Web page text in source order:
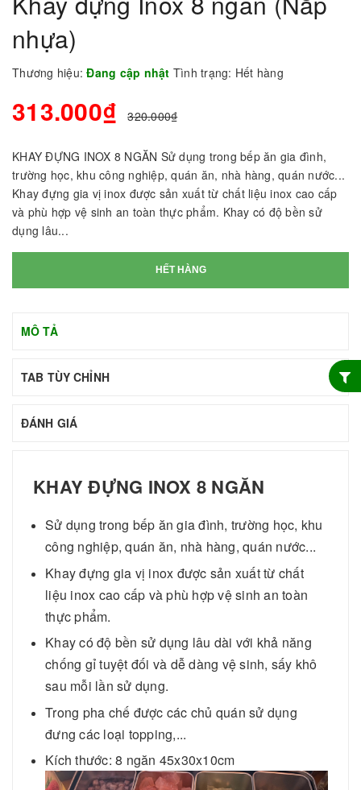
nhựa)
Thương hiệu: Đang cập nhật Tình trạng: Hết hàng
313.000₫ 320.000₫
KHAY ĐỰNG INOX 8 NGĂN Sử dụng trong bếp ăn gia đình,
trường học, khu công nghiệp, quán ăn, nhà hàng, quán nước...
Khay đựng gia vị inox được sản xuất từ chất liệu inox cao cấp
và phù hợp vệ sinh an toàn thực phẩm. Khay có độ bền sử
dụng lâu...
HẾT HÀNG
MÔ TẢ
TAB TÙY CHỈNH
ĐÁNH GIÁ
KHAY ĐỰNG INOX 8 NGĂN
Sử dụng trong bếp ăn gia đình, trường học, khu
công nghiệp, quán ăn, nhà hàng, quán nước...
Khay đựng gia vị inox được sản xuất từ chất
liệu inox cao cấp và phù hợp vệ sinh an toàn
thực phẩm.
Khay có độ bền sử dụng lâu dài với khả năng
chống gỉ tuyệt đối và dễ dàng vệ sinh, sấy khô
sau mỗi lần sử dụng.
Trong pha chế được các chủ quán sử dụng
đưng các loại topping,...
Kích thước: 8 ngăn 45x30x10cm